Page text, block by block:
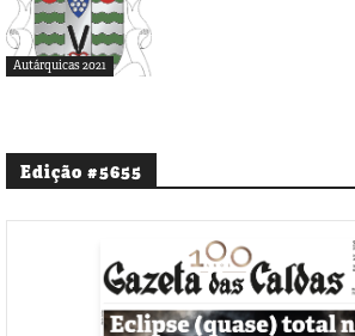
Autárquicas 2021
Edição #5655